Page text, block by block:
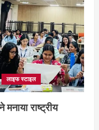
लाइफ स्टाइल
राष्ट्रीय